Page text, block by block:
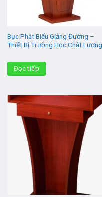
Bục Phát Biểu Giảng Đường –
Thiết Bị Trường Học Chất Lượng
Đọc tiếp